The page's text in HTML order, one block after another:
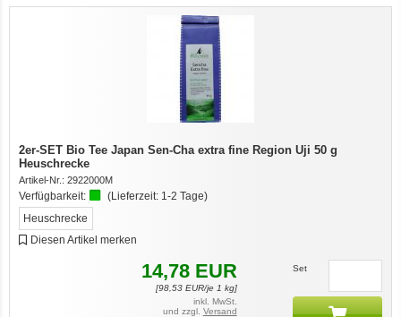
2er-SET Bio Tee Japan Sen-Cha extra fine Region Uji 50 g
Heuschrecke
Artikel-Nr.: 2922000M
Verfügbarkeit: (Lieferzeit: 1-2 Tage)
Heuschrecke
Diesen Artikel merken
14,78 EUR
[98,53EUR/je 1 kg]
inkl. MwSt.
und zzgl. Versand
Set